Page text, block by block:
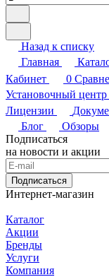
Назад к списку
Главная
Кабинет
0
Установочный центр
Лицензии
Блог
Обзоры
Подписаться
на новости и акции
Подписаться
Интернет-магазин
Каталог
Акции
Бренды
Услуги
Компания